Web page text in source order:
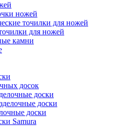
ножей
точилки для ножей
для ножей
камни
досок
доски
доски
доски
Samura